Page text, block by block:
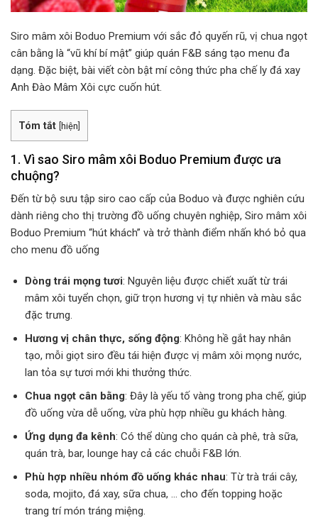
Siro mâm xôi Boduo Premium với sắc đỏ quyến rũ, vị chua ngọt
cân bằng là “vũ khí bí mật” giúp quán F&B sáng tạo menu đa
dạng. Đặc biệt, bài viết còn bật mí công thức pha chế ly đá xay
Anh Đào Mâm Xôi cực cuốn hút.
Tóm tắt hiện
1. Vì sao Siro mâm xôi Boduo Premium được ưa
chuộng?
Đến từ bộ sưu tập siro cao cấp của Boduo và được nghiên cứu
dành riêng cho thị trường đồ uống chuyên nghiệp, Siro mâm xôi
Boduo Premium “hút khách” và trở thành điểm nhấn khó bỏ qua
cho menu đồ uống
Dòng trái mọng tươi: Nguyên liệu được chiết xuất từ trái
mâm xôi tuyển chọn, giữ trọn hương vị tự nhiên và màu sắc
đặc trưng.
Hương vị chân thực, sống động: Không hề gắt hay nhân
tạo, mỗi giọt siro đều tái hiện được vị mâm xôi mọng nước,
lan tỏa sự tươi mới khi thưởng thức.
Chua ngọt cân bằng: Đây là yếu tố vàng trong pha chế, giúp
đồ uống vừa dễ uống, vừa phù hợp nhiều gu khách hàng.
Ứng dụng đa kênh: Có thể dùng cho quán cà phê, trà sữa,
quán trà, bar, lounge hay cả các chuỗi F&B lớn.
Phù hợp nhiều nhóm đồ uống khác nhau: Từ trà trái cây,
soda, mojito, đá xay, sữa chua, … cho đến topping hoặc
trang trí món tráng miệng.